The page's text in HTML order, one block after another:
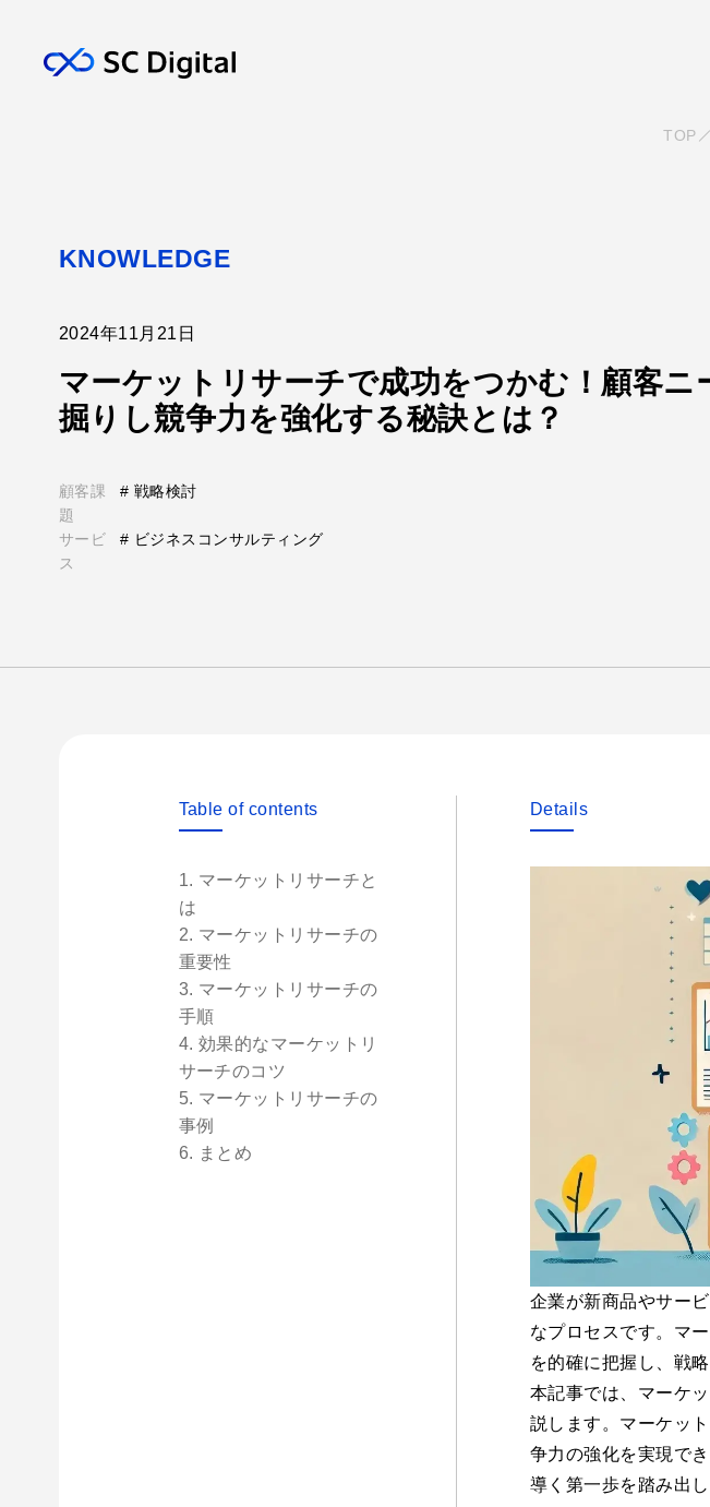
TOP
KNOWLEDGE
2024年11月21日
マーケットリサーチで成功をつかむ！顧客ニ
掘りし競争力を強化する秘訣とは？
顧客課
題
# 戦略検討
サービ
ス
# ビジネスコンサルティング
Table of contents
1. マーケットリサーチと
は
2. マーケットリサーチの
重要性
3. マーケットリサーチの
手順
4. 効果的なマーケットリ
サーチのコツ
5. マーケットリサーチの
事例
6. まとめ
Details
企業が新商品やサー
なプロセスです。マ
を的確に把握し、戦
本記事では、マーケ
説します。マーケッ
争力の強化を実現で
導く第一歩を踏み出し